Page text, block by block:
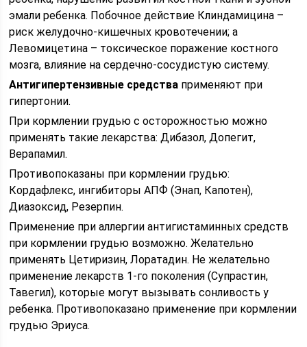
эмали ребенка. Побочное действие Клиндамицина –
риск желудочно-кишечных кровотечении; а
Левомицетина – токсическое поражение костного
мозга, влияние на сердечно-сосудистую систему.
Антигипертензивные средства применяют при
гипертонии.
При кормлении грудью с осторожностью можно
применять такие лекарства: Дибазол, Допегит,
Верапамил.
Противопоказаны при кормлении грудью:
Кордафлекс, ингибиторы АПФ (Энап, Капотен),
Диазоксид, Резерпин.
Применение при аллергии антигистаминных средств
при кормлении грудью возможно. Желательно
применять Цетиризин, Лоратадин. Не желательно
применение лекарств 1-го поколения (Супрастин,
Тавегил), которые могут вызывать сонливость у
ребенка. Противопоказано применение при кормлении
грудью Эриуса.